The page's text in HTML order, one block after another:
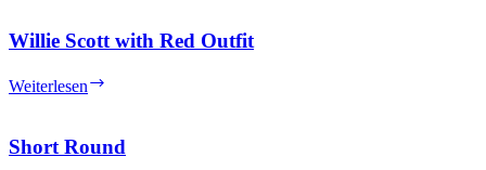
Willie Scott with Red Outfit
Weiterlesen
Red
Outfit
Short Round